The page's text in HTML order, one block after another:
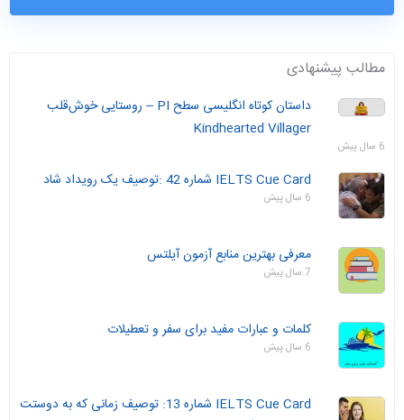
مطالب پیشنهادی
داستان‌ کوتاه انگلیسی سطح PI – روستایی خوش‌قلب
Kindhearted Villager
6 سال پیش
IELTS Cue Card شماره 42 :توصیف یک رویداد شاد
6 سال پیش
معرفی بهترین منابع آزمون آیلتس
7 سال پیش
کلمات و عبارات مفید برای سفر و تعطیلات
6 سال پیش
IELTS Cue Card شماره 13: توصیف زمانی که به دوستت